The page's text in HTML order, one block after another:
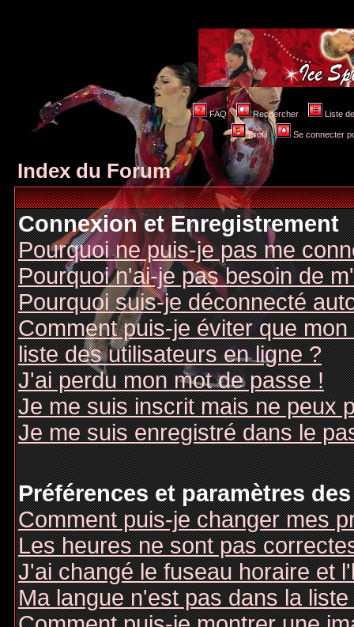
FAQ Rechercher Liste
Profil Se connecter
Index du Forum
Connexion et Enregistrement
Pourquoi ne puis-je pas me
Pourquoi n'ai-je pas besoin de
Pourquoi suis-je déconnecté
Comment puis-je éviter que
liste des utilisateurs en ligne ?
J'ai perdu mon mot de passe !
Je me suis inscrit mais ne peux
Je me suis enregistré dans le
Préférences et paramètres
Comment puis-je changer mes
Les heures ne sont pas
J'ai changé le fuseau horaire et
Ma langue n'est pas dans la liste